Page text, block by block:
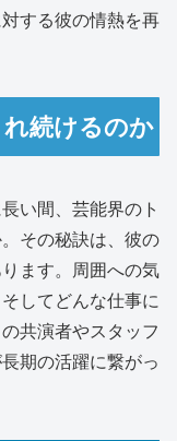
する彼の情熱を再
続けるのか
い間、芸能界のト
その秘訣は、彼の
ます。周囲への気
してどんな仕事に
共演者やスタッフ
期の活躍に繋がっ